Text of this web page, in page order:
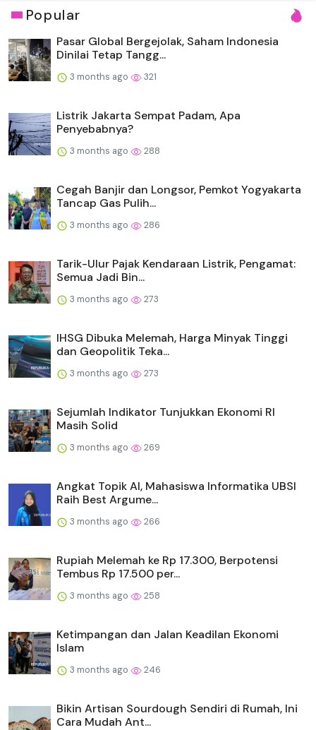
Popular
Pasar Global Bergejolak, Saham Indonesia
Dinilai Tetap Tangg...
3 months ago 321
Listrik Jakarta Sempat Padam, Apa
Penyebabnya?
3 months ago 288
Cegah Banjir dan Longsor, Pemkot Yogyakarta
Tancap Gas Pulih...
3 months ago 286
Tarik-Ulur Pajak Kendaraan Listrik, Pengamat:
Semua Jadi Bin...
3 months ago 273
IHSG Dibuka Melemah, Harga Minyak Tinggi
dan Geopolitik Teka...
3 months ago 273
Sejumlah Indikator Tunjukkan Ekonomi RI
Masih Solid
3 months ago 269
Angkat Topik AI, Mahasiswa Informatika UBSI
Raih Best Argume...
3 months ago 266
Rupiah Melemah ke Rp 17.300, Berpotensi
Tembus Rp 17.500 per...
3 months ago 258
Ketimpangan dan Jalan Keadilan Ekonomi
Islam
3 months ago 246
Bikin Artisan Sourdough Sendiri di Rumah, Ini
Cara Mudah Ant...